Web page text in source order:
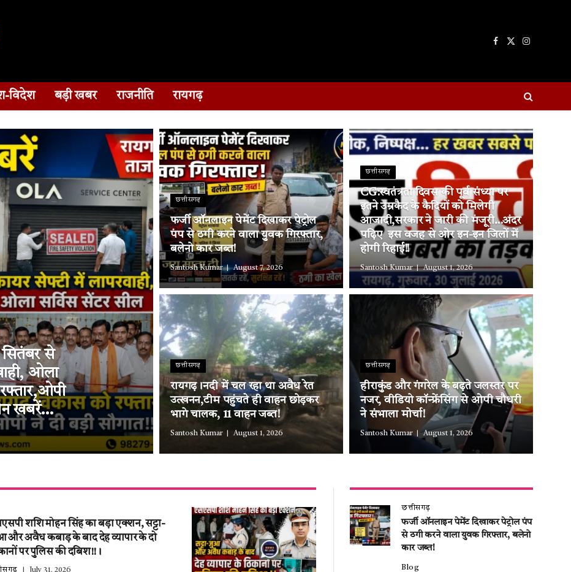
Facebook
X
Instagram
विदेश बड़ी खबर राजनीति रायगढ़
सितंबर से
ओला
खबरें…
छत्तीसगढ़
फर्जी ऑनलाइन पेमेंट दिखाकर पेट्रोल
पंप से ठगी करने वाला युवक गिरफ्तार,
बलेनो कार जब्त!
Santosh Kumar August 7, 2026
छत्तीसगढ़
रायगढ़।नदी में चल रहा था अवैध रेत
उत्खनन,टीम पहुंचते ही वाहन छोड़कर
भागे चालक, 11 वाहन जब्त!
Santosh Kumar August 1, 2026
छत्तीसगढ़
CG:स्वतंत्रता दिवस की पूर्व संध्या पर
इतने उम्रकैद के कैदियों को मिलेगी
आजादी,सरकार ने जारी की मंजूरी…अंदर
पढ़िए इस वजह से ओर इन-इन जिलों में
होगी रिहाई!!
Santosh Kumar August 1, 2026
छत्तीसगढ़
हीराकुंड और गंगरेल के बढ़ते जलस्तर पर
नजर, वीडियो कॉन्फ्रेंसिंग से ओपी चौधरी
ने संभाला मोर्चा!
Santosh Kumar August 1, 2026
शशि मोहन सिंह का बड़ा एक्शन, सट्टा-
और अवैध कबाड़ के बाद देह व्यापार के दो
पर पुलिस की दबिश!!।
July 31, 2026
छत्तीसगढ़
फर्जी ऑनलाइन पेमेंट दिखाकर पेट्रोल पंप
से ठगी करने वाला युवक गिरफ्तार, बलेनो
कार जब्त!
Blog